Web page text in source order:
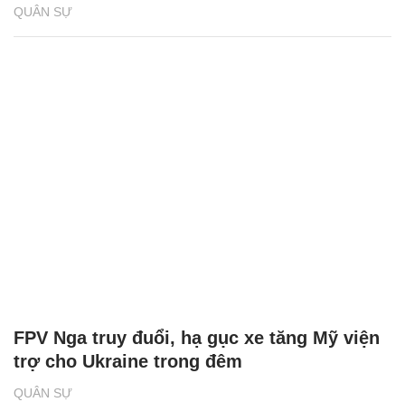
QUÂN SỰ
QUÂN SỰ
FPV Nga truy đuổi, hạ gục xe tăng Mỹ viện
trợ cho Ukraine trong đêm